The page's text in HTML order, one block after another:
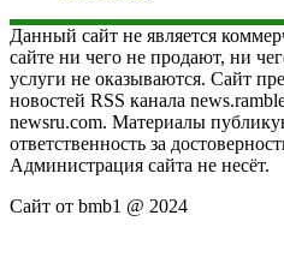
Данный сайт не является
сайте ни чего не продают, ни
услуги не оказываются. Сайт
новостей RSS канала
newsru.com. Материалы
ответственность за
Администрация сайта не несёт.
Сайт от bmb1 @ 2024